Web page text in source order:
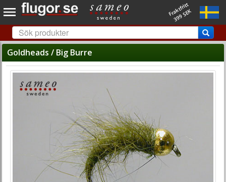
Fraktfritt
399 SEK
Goldheads / Big Burre